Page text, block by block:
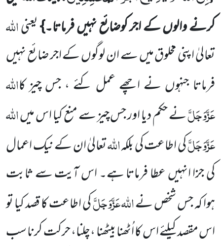
کرنے والوں کے اجر کوضائع نہیں فرماتا۔}یعنیاللہ
تعالیٰ اپنیمخلوق میں سے ان لوگوں کے اجر ضائع نہیں
فرماتا جنہوںنے اچھے عمل کئے ، جس چیز کااللہ
عَزَّوَجَلَّنے حکم دیا اور جسچیز سےمنع کیا اس میںاللہ
عَزَّوَجَلَّکی اطاعت کی بلکہاللہتعالیٰ ان کے نیکاعمال
کی جزا انہیں عطا فرماتا ہے۔ اس آیت سےثابت
ہوا کہ جس شخص نےاللہ عَزَّوَجَلَّکی اطاعت کا قصد کیاتو
اس مقصد کیلئے اس کا اُٹھنا بیٹھنا ،چلنا، حرکت کرنا سب